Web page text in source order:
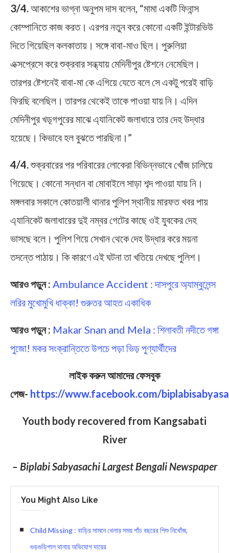
3/4.আকাশের ভাগ্না অনুপম দাস বলেন, “মামা একটি ফিনান্স
কোম্পানিতে কাজ করত। এরপর নতুন করে কোনো একটি ইন্টারভিউ
দিতে গিয়েছিল কলকাতায়। সঙ্গে বাবা-মাও ছিল। পুরুলিয়া
এক্সপ্রেসে করে শুক্রবার সন্ধ্যায় মেদিনীপুর ষ্টেশনে নেমেছিল।
তারপর ষ্টেশনেই বাবা-মা কে এগিয়ে যেতে বলে সে একটু পরেই বাড়ি
ফিরছি বলেছিল। তারপর থেকেই তাকে পাওয়া যায় নি। এদিন
মেদিনীপুর খড়্গপুরের মাঝে এ্যানিকেট জলাধারে তার দেহ উদ্ধার
হয়েছে। কিভাবে হল বুঝতে পারছিনা।”
4/4.শুক্রবারের পর পরিবারের লোকেরা বিভিন্নভাবে খোঁজ চালিয়ে
গিয়েছে। কোনো সন্ধান বা মোবাইলে সাড়া শব্দ পাওয়া যায় নি।
মঙ্গলবার সকালে কোতয়ালী থানার পুলিশ স্থানীয় মারফত খবর পায়
এ্যানিকেট জলাধারের দুই নম্বর গেটের কাছে ওই যুবকের দেহ
ভাসছে বলে। পুলিশ গিয়ে সেখান থেকে দেহ উদ্ধার করে ময়না
তদন্তে পাঠায়। কি কারণে এই ঘটনা তা খতিয়ে দেখছে পুলিশ।
আরও পড়ুন : Ambulance Accident : দাসপুরে অ্যাম্বুলেন্স
লরির মুখোমুখি ধাক্কা! গুরুতর আহত একাধিক
আরও পড়ুন : Makar Snan and Mela : শিলাবতী নদীতে গঙ্গা
পুজো! মকর সংক্রান্তিতে উপচে পড়া ভিড় পুণ্যার্থীদের
লাইক করুন আমাদের ফেসবুক
পেজ- https://www.facebook.com/
Youth body recovered from Kangsabati
River
– Biplabi Sabyasachi Largest Bengali Newspaper
You Might Also Like
Child Missing : বাড়ির সামনে খেলার সময় পাঁচ বছরের শিশু নিখোঁজ,
গুড়গুড়িপাল থানায় অভিযোগ দায়ের